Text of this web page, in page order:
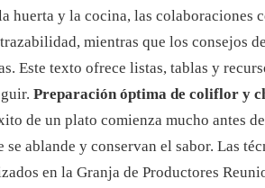
huerta y la cocina, las colaboraciones
mientras que los consejos
Este texto ofrece listas, tablas y
Preparación óptima de coliflor y
de un plato comienza mucho antes
se ablande y conservan el sabor. Las
en la Granja de Productores